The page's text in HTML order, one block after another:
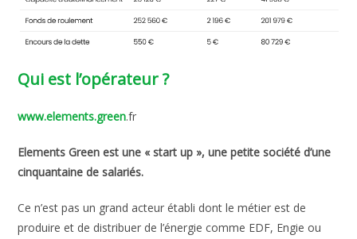
Qui est l’opérateur ?
www.elements.green.fr
Elements Green est une « start up », une petite société d’une
cinquantaine de salariés.
Ce n’est pas un grand acteur établi dont le métier est de
produire et de distribuer de l’énergie comme EDF, Engie ou